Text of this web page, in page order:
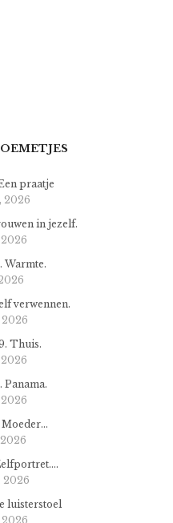
praatje
2026
in jezelf.
Warmte.
verwennen.
2026
Thuis.
2026
Panama.
2026
Moeder…
2026
luisterstoel
2026